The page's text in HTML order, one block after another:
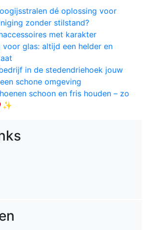
dé oplossing voor
zonder stilstand?
met karakter
voor glas: altijd een helder en
in de stedendriehoek jouw
schone omgeving
schoon en fris houden – zo